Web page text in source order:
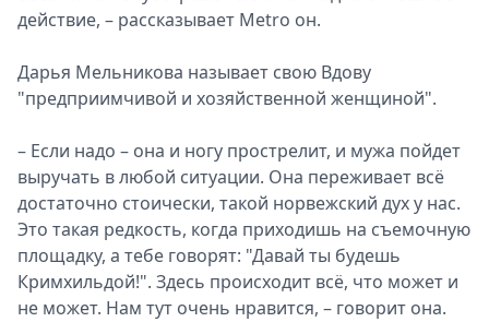
действие, – рассказывает Metro он.
Дарья Мельникова называет свою Вдову
"предприимчивой и хозяйственной женщиной".
– Если надо – она и ногу прострелит, и мужа пойдет
выручать в любой ситуации. Она переживает всё
достаточно стоически, такой норвежский дух у нас.
Это такая редкость, когда приходишь на съемочную
площадку, а тебе говорят: "Давай ты будешь
Кримхильдой!". Здесь происходит всё, что может и
не может. Нам тут очень нравится, – говорит она.